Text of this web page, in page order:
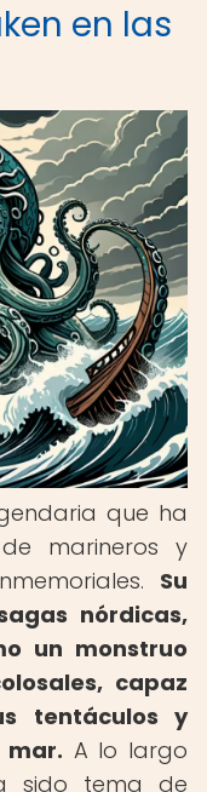
en las
que ha
marineros y
Su
nórdicas,
un monstruo
capaz
tentáculos y
A lo largo
sido tema de